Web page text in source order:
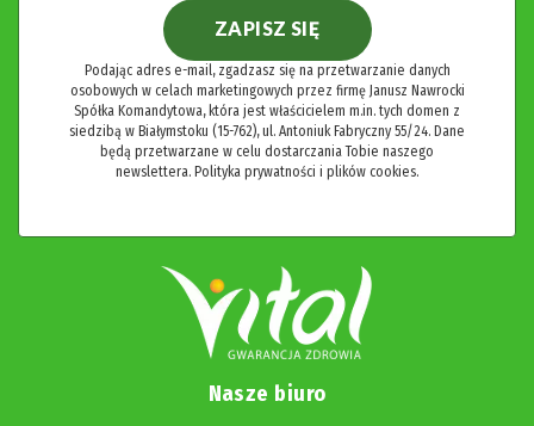
ZAPISZ SIĘ
Podając adres e-mail, zgadzasz się na przetwarzanie danych
osobowych w celach marketingowych przez firmę Janusz Nawrocki
Spółka Komandytowa, która jest właścicielem m.in. tych domen z
siedzibą w Białymstoku (15-762), ul. Antoniuk Fabryczny 55/24. Dane
będą przetwarzane w celu dostarczania Tobie naszego
newslettera. Polityka prywatności i plików cookies.
Nasze biuro